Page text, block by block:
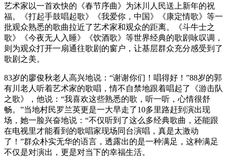
艺术家以一首欢快的《春节序曲》为沐川人民送上新年的祝
福。《打起手鼓唱起歌》《我爱你，中国》《康定情歌》等一
批观众熟悉的歌曲拉近了艺术家和观众的距离。《斗牛士之
歌》《今夜无人入睡》《饮酒歌》等世界经典的歌剧咏叹调，
则为观众打开一扇通往歌剧的窗户，让基层群众充分感受到了
歌剧之美。
83岁的廖俊秋老人高兴地说：“谢谢你们！唱得好！”88岁的郭
有川老人听着艺术家的歌唱，情不自禁地跟着唱起了《游击队
之歌》，他说：“我喜欢这些熟悉的歌，听一听，心情很舒
畅。”当地村民罗兰英更是一大早走了10多里路赶到演出现
场，她一脸兴奋地说：“不仅听到了这么多经典歌曲，还能跟
在电视里才能看到的歌唱家现场同台演唱，真是太激动
了！”群众朴实无华的语言，透露出的是一种满足，这种满足
不仅是对演出，更是对当下的幸福生活。